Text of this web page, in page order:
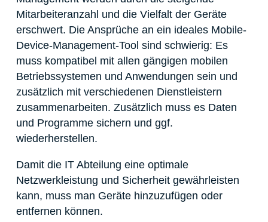
Mitarbeiteranzahl und die Vielfalt der Geräte
erschwert. Die Ansprüche an ein ideales Mobile-
Device-Management-Tool sind schwierig: Es
muss kompatibel mit allen gängigen mobilen
Betriebssystemen und Anwendungen sein und
zusätzlich mit verschiedenen Dienstleistern
zusammenarbeiten. Zusätzlich muss es Daten
und Programme sichern und ggf.
wiederherstellen.
Damit die IT Abteilung eine optimale
Netzwerkleistung und Sicherheit gewährleisten
kann, muss man Geräte hinzuzufügen oder
entfernen können.